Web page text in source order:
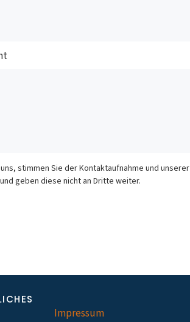
stimmen Sie der Kontaktaufnahme und unserer
geben diese nicht an Dritte weiter.
Impressum